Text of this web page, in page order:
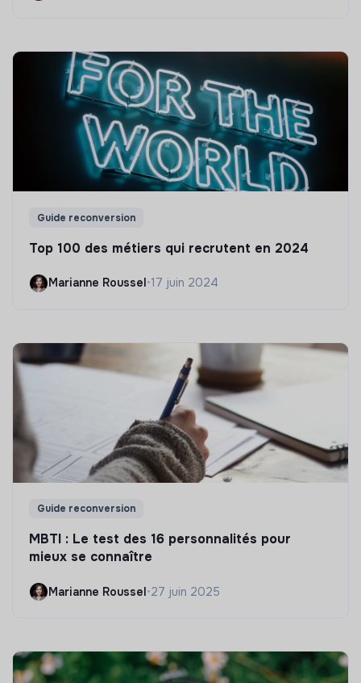
Guide reconversion
Top 100 des métiers qui recrutent en 2024
Marianne Roussel •17 juin 2024
Guide reconversion
MBTI : Le test des 16 personnalités pour
mieux se connaître
Marianne Roussel•27 juin 2025